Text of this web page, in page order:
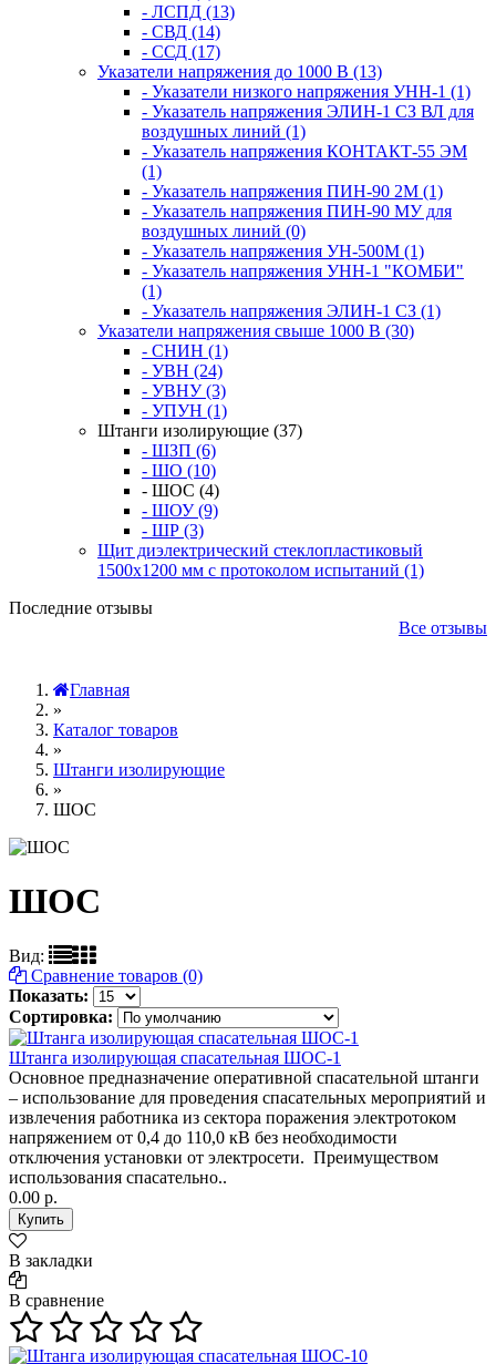
- ЛСПД (13)
- СВД (14)
- ССД (17)
Указатели напряжения до 1000 В (13)
- Указатели низкого напряжения УНН-1 (1)
- Указатель напряжения ЭЛИН-1 СЗ ВЛ для
воздушных линий (1)
- Указатель напряжения КОНТАКТ-55 ЭМ
(1)
- Указатель напряжения ПИН-90 2М (1)
- Указатель напряжения ПИН-90 МУ для
воздушных линий (0)
- Указатель напряжения УН-500М (1)
- Указатель напряжения УНН-1 "КОМБИ"
(1)
- Указатель напряжения ЭЛИН-1 СЗ (1)
Указатели напряжения свыше 1000 В (30)
- СНИН (1)
- УВН (24)
- УВНУ (3)
- УПУН (1)
Штанги изолирующие (37)
- ШЗП (6)
- ШО (10)
- ШОС (4)
- ШОУ (9)
- ШР (3)
Щит диэлектрический стеклопластиковый
1500х1200 мм с протоколом испытаний (1)
Последние отзывы
Все отзывы
Главная
»
Каталог товаров
»
Штанги изолирующие
»
ШОС
ШОС
Вид:
Сравнение товаров (0)
Показать:
Сортировка:
Штанга изолирующая спасательная ШОС-1
Основное предназначение оперативной спасательной штанги
– использование для проведения спасательных мероприятий и
извлечения работника из сектора поражения электротоком
напряжением от 0,4 до 110,0 кВ без необходимости
отключения установки от электросети. Преимуществом
использования спасательно..
0.00 р.
В закладки
В сравнение